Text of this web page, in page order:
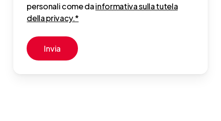
personali come dainformativa sulla tutela
della privacy.*